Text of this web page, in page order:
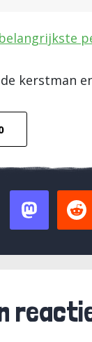
de kerstman